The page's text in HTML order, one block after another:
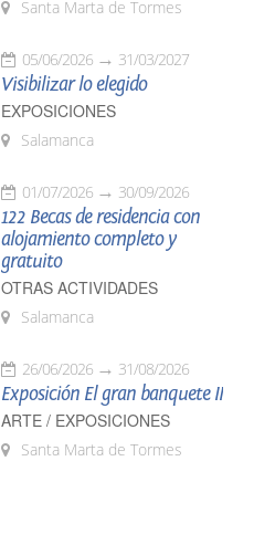
Santa Marta de Tormes
05/06/2026 31/03/2027
Visibilizar lo elegido
EXPOSICIONES
Salamanca
01/07/2026 30/09/2026
122 Becas de residencia con
alojamiento completo y
gratuito
OTRAS ACTIVIDADES
Salamanca
26/06/2026 31/08/2026
Exposición El gran banquete II
ARTE / EXPOSICIONES
Santa Marta de Tormes